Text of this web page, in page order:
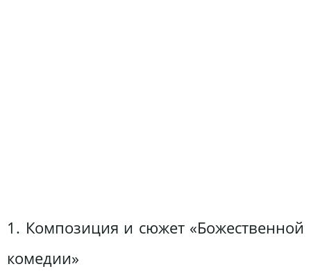
1. Композиция и сюжет «Божественной
комедии»